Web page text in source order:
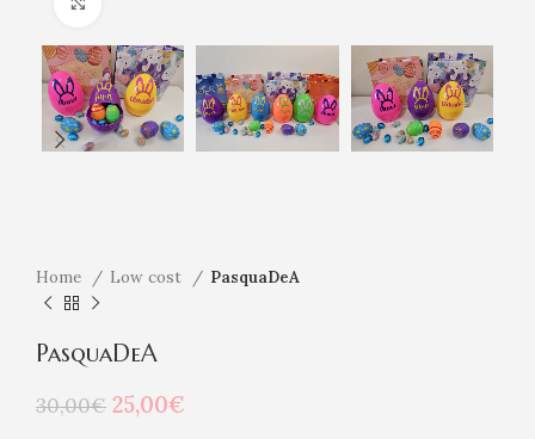
Home Low cost PasquaDeA
PasquaDeA
30,00€ Il
25,00€